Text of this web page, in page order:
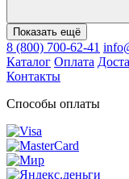
Показать ещё
8 (800) 700-62-41
Каталог Оплата
Контакты
Способы оплаты